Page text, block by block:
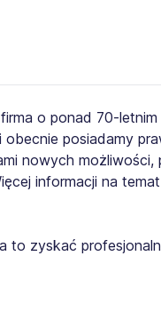
o ponad 70-
posiadamy
nowych możliwości,
informacji na
to zyskać